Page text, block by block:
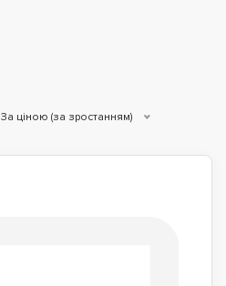
За ціною (за зростанням)